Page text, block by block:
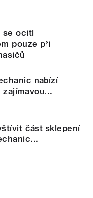
se ocitl
pouze při
nabízí
část sklepení